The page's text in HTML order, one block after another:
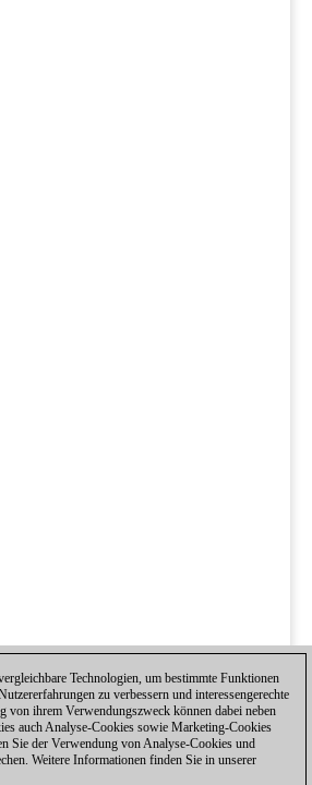
Technologien, um bestimmte Funktionen
zu verbessern und interessengerechte
von ihrem Verwendungszweck können dabei neben
auch Analyse-Cookies sowie Marketing-Cookies
Sie der Verwendung von Analyse-Cookies und
Weitere Informationen finden Sie in unserer